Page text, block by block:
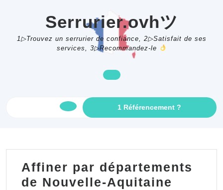
Serrurier.ovhツ
1▷Trouvez un serrurier de confiance, 2▷Satisfait de ses
services, 3▷Recommandez-le
Open
1 Référencement ?
AN
Affiner par départements
de Nouvelle-Aquitaine